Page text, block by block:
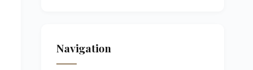
Navigation